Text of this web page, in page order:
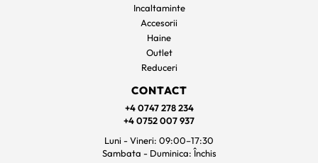
Incaltaminte
Accesorii
Haine
Outlet
Reduceri
CONTACT
+4 0747 278 234
+4 0752 007 937
Luni - Vineri: 09:00–17:30
Sambata - Duminica: Închis